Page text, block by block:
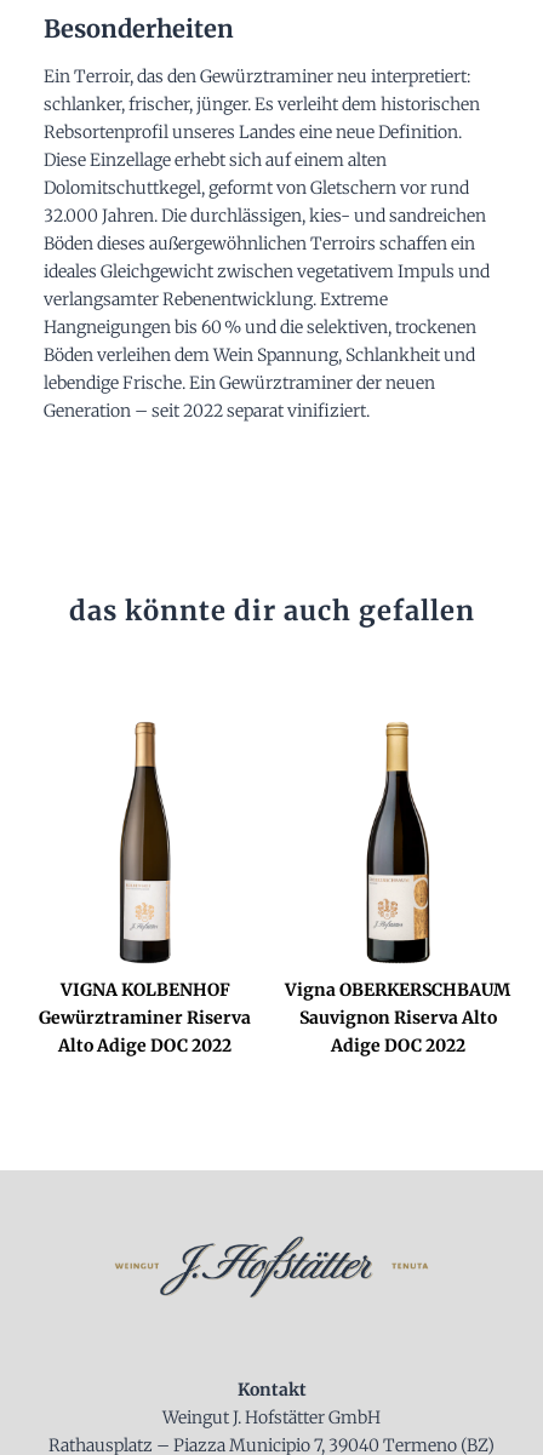
Besonderheiten
Ein Terroir, das den Gewürztraminer neu interpretiert:
schlanker, frischer, jünger. Es verleiht dem historischen
Rebsortenprofil unseres Landes eine neue Definition.
Diese Einzellage erhebt sich auf einem alten
Dolomitschuttkegel, geformt von Gletschern vor rund
32.000 Jahren. Die durchlässigen, kies- und sandreichen
Böden dieses außergewöhnlichen Terroirs schaffen ein
ideales Gleichgewicht zwischen vegetativem Impuls und
verlangsamter Rebenentwicklung. Extreme
Hangneigungen bis 60 % und die selektiven, trockenen
Böden verleihen dem Wein Spannung, Schlankheit und
lebendige Frische. Ein Gewürztraminer der neuen
Generation – seit 2022 separat vinifiziert.
das könnte dir auch gefallen
VIGNA KOLBENHOF
Gewürztraminer Riserva
Alto Adige DOC 2022
Vigna OBERKERSCHBAUM
Sauvignon Riserva Alto
Adige DOC 2022
Kontakt
Weingut J. Hofstätter GmbH
Rathausplatz – Piazza Municipio 7, 39040 Termeno (BZ)